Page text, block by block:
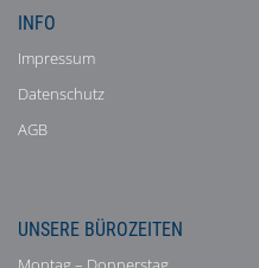
INFO
Impressum
Datenschutz
AGB
UNSERE BÜROZEITEN